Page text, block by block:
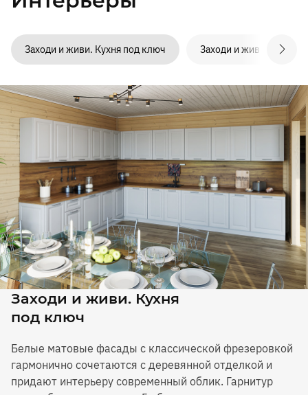
Заходи и живи. Кухня под ключ Заходи и живи.
Заходи и живи. Кухня
под ключ
Белые матовые фасады с классической фрезеровкой
гармонично сочетаются с деревянной отделкой и
придают интерьеру современный облик. Гарнитур